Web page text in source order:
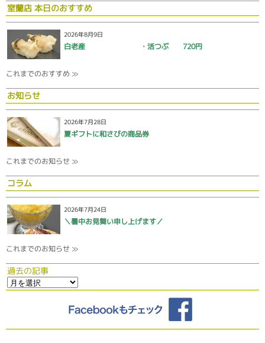
室蘭店 本日のおすすめ
2026年8月9日
白老産 ・活つぶ 720円
これまでのおすすめ ≫
お知らせ
2026年7月28日
夏ギフトに和さびの商品券
これまでのお知らせ ≫
コラム
2026年7月24日
＼暑中お見舞い申し上げます／
これまでのお知らせ ≫
過去の記事